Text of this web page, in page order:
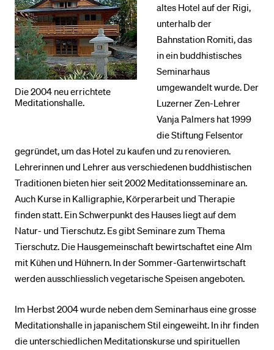
Die 2004 neu errichtete
Meditationshalle.
altes Hotel auf der Rigi,
unterhalb der
Bahnstation Romiti, das
in ein buddhistisches
Seminarhaus
umgewandelt wurde. Der
Luzerner Zen-Lehrer
Vanja Palmers hat 1999
die Stiftung Felsentor
gegründet, um das Hotel zu kaufen und zu renovieren.
Lehrerinnen und Lehrer aus verschiedenen buddhistischen
Traditionen bieten hier seit 2002 Meditationsseminare an.
Auch Kurse in Kalligraphie, Körperarbeit und Therapie
finden statt. Ein Schwerpunkt des Hauses liegt auf dem
Natur- und Tierschutz. Es gibt Seminare zum Thema
Tierschutz. Die Hausgemeinschaft bewirtschaftet eine Alm
mit Kühen und Hühnern. In der Sommer-Gartenwirtschaft
werden ausschliesslich vegetarische Speisen angeboten.
Im Herbst 2004 wurde neben dem Seminarhaus eine grosse
Meditationshalle in japanischem Stil eingeweiht. In ihr finden
die unterschiedlichen Meditationskurse und spirituellen
BELIEBTE INHALTE
Vorlesungsverzeichnis
Bibliothek
Sportangebot